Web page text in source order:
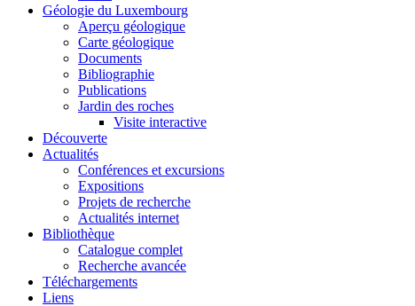
Géologie du Luxembourg
Aperçu géologique
Carte géologique
Documents
Bibliographie
Publications
Jardin des roches
Visite interactive
Découverte
Actualités
Conférences et excursions
Expositions
Projets de recherche
Actualités internet
Bibliothèque
Catalogue complet
Recherche avancée
Téléchargements
Liens